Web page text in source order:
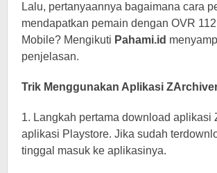
Lalu, pertanyaannya bagaimana cara
mendapatkan pemain dengan OVR
Mobile? Mengikuti Pahami.id
penjelasan.
Trik Menggunakan Aplikasi
1. Langkah pertama download aplikasi
aplikasi Playstore. Jika sudah
tinggal masuk ke aplikasinya.